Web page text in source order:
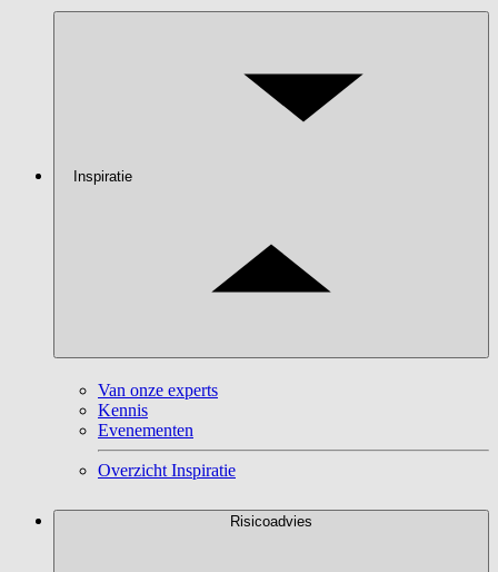
Inspiratie
Van onze experts
Kennis
Evenementen
Overzicht Inspiratie
Risicoadvies